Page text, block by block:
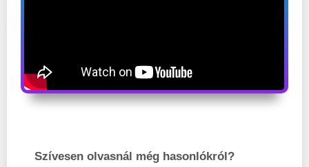
Szívesen olvasnál még hasonlókról?